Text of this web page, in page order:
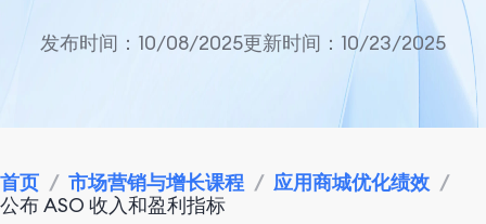
发布时间：10/08/2025更新时间：10/23/2025
首页 / 市场营销与增长课程 / 应用商城优化绩效 /
公布 ASO 收入和盈利指标